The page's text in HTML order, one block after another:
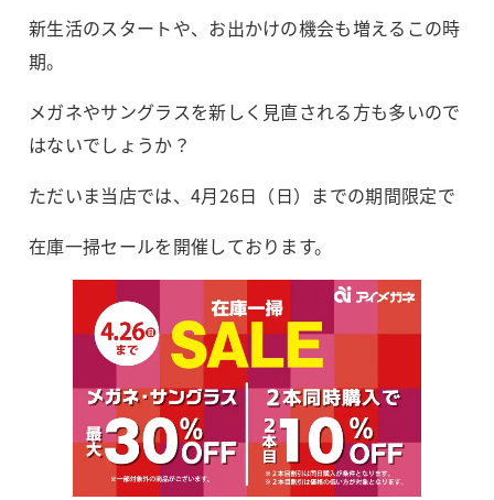
新生活のスタートや、お出かけの機会も増えるこの時
期。
メガネやサングラスを新しく見直される方も多いので
はないでしょうか？
ただいま当店では、4月26日（日）までの期間限定で
在庫一掃セールを開催しております。